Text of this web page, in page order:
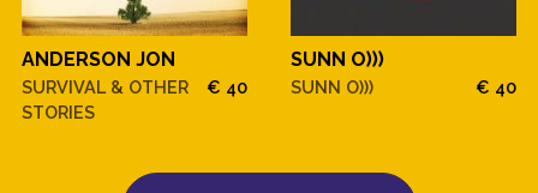
ANDERSON JON
SURVIVAL & OTHER
STORIES
€ 40
SUNN O)))
SUNN O))) € 40